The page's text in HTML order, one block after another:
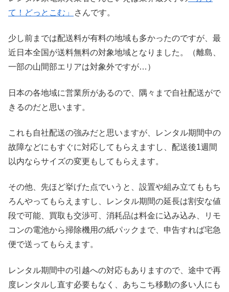
て！どっとこむ」
さんです。
少し前までは配送料が有料の地域も多かったのですが、最
近日本全国が送料無料の対象地域となりました。（離島、
一部の山間部エリアは対象外ですが…）
日本の各地域に営業所があるので、隅々まで自社配送がで
きるのだと思います。
これも自社配送の強みだと思いますが、レンタル期間中の
故障などにもすぐに対応してもらえますし、配送後1週間
以内ならサイズの変更もしてもらえます。
その他、先ほど挙げた点でいうと、設置や組み立てももち
ろんやってもらえますし、レンタル期間の延長は割安な値
段で可能、買取も交渉可、消耗品は料金に込み込み、リモ
コンの電池から掃除機用の紙パックまで、申告すれば宅急
便で送ってもらえます。
レンタル期間中の引越への対応もありますので、途中で再
度レンタルし直す必要もなく、あちこち移動の多い人にも